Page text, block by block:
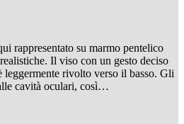
rappresentato su marmo pentelico
Il viso con un gesto deciso
leggermente rivolto verso il basso. Gli
cavità oculari, così…